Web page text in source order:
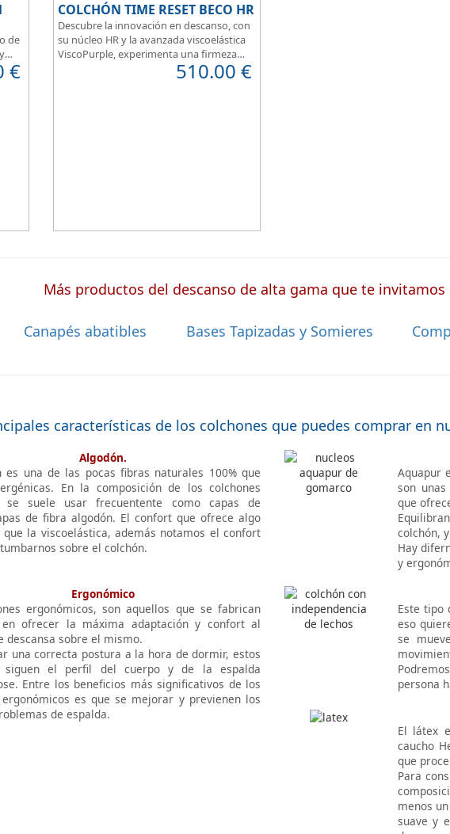
de
y
€
COLCHÓN TIME RESET BECO HR
Descubre la innovación en descanso, con
su núcleo HR y la avanzada viscoelástica
ViscoPurple, experimenta una firmeza
media perfecta para un sueño reparador.
Disfruta de su transpirabilidad y gran
510.00 €
Más productos del descanso de alta gama que te invitamos
Canapés abatibles Bases Tapizadas y Somieres
características de los colchones que puedes comprar en
Algodón.
es una de las pocas fibras naturales 100% que
En la composición de los colchones
se suele usar frecuentente como capas de
de fibra algodón. El confort que ofrece algo
la viscoelástica, además notamos el confort
sobre el colchón.
Aquapur
son
que
colchón,
Hay
y
Ergonómico
ergonómicos, son aquellos que se fabrican
en ofrecer la máxima adaptación y confort al
descansa sobre el mismo.
una correcta postura a la hora de dormir, estos
siguen el perfil del cuerpo y de la espalda
Entre los beneficios más significativos de los
ergonómicos es que se mejorar y previenen los
de espalda.
Este tipo
eso
se
persona
El látex
caucho
que
Para
menos
suave y